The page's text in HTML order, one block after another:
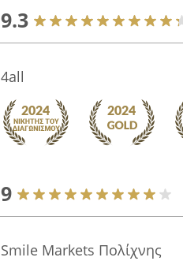
9.3
4all
9
Smile Markets Πολίχνης